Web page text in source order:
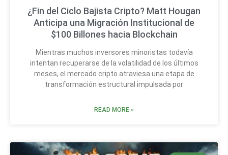
¿Fin del Ciclo Bajista Cripto? Matt Hougan
Anticipa una Migración Institucional de
$100 Billones hacia Blockchain
Mientras muchos inversores minoristas todavía
intentan recuperarse de la volatilidad de los últimos
meses, el mercado cripto atraviesa una etapa de
transformación estructural impulsada por
READ MORE »